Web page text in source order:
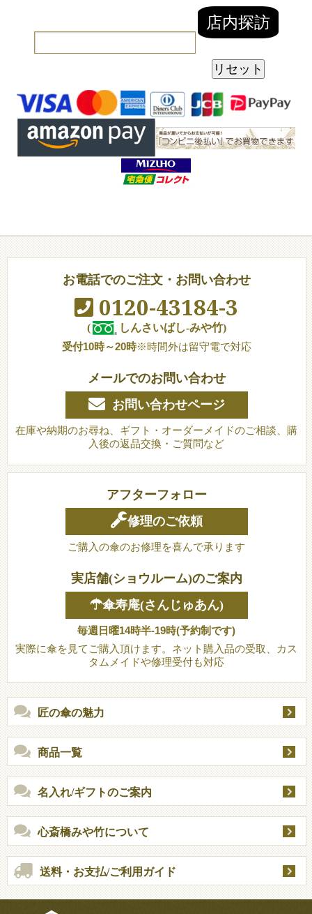
お電話でのご注文・お問い合わせ
0120-43184-3
(
しんさいばし-みや竹)
受付10時～20時※時間外は留守電で対応
メールでのお問い合わせ
お問い合わせページ
在庫や納期のお尋ね、ギフト・オーダーメイドのご相談、購
入後の返品交換・ご質問など
アフターフォロー
修理のご依頼
ご購入の傘のお修理を喜んで承ります
実店舗(ショウルーム)のご案内
☂傘寿庵(さんじゅあん)
毎週日曜14時半-19時(予約制です)
実際に傘を見てご購入頂けます。ネット購入品の受取、カス
タムメイドや修理受付も対応
匠の傘の魅力
商品一覧
名入れ/ギフトのご案内
心斎橋みや竹について
送料・お支払/ご利用ガイド